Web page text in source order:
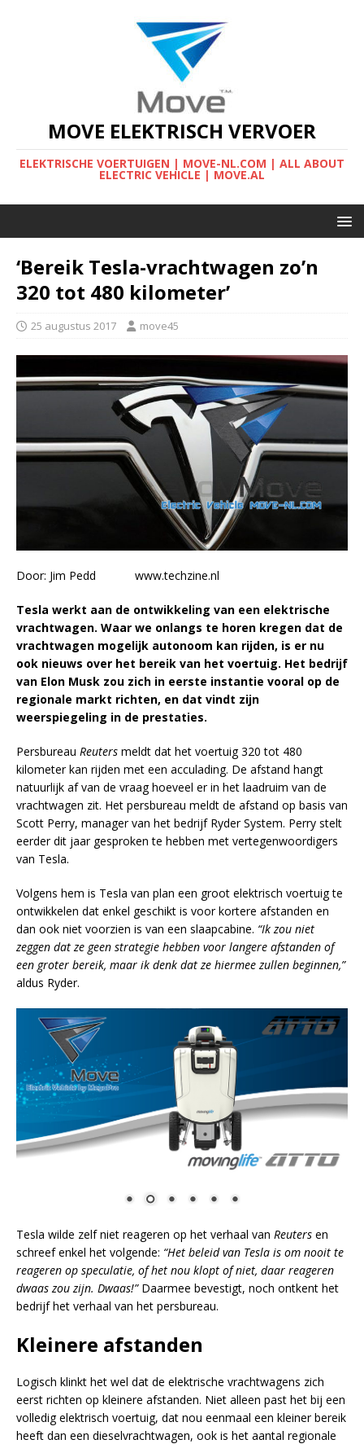
MOVE ELEKTRISCH VERVOER
ELEKTRISCHE VOERTUIGEN | MOVE-NL.COM | ALL ABOUT
ELECTRIC VEHICLE | MOVE.AL
‘Bereik Tesla-vrachtwagen zo’n
320 tot 480 kilometer’
25 augustus 2017 move45
Door: Jim Pedd www.techzine.nl
Tesla werkt aan de ontwikkeling van een elektrische
vrachtwagen. Waar we onlangs te horen kregen dat de
vrachtwagen mogelijk autonoom kan rijden, is er nu
ook nieuws over het bereik van het voertuig. Het bedrijf
van Elon Musk zou zich in eerste instantie vooral op de
regionale markt richten, en dat vindt zijn
weerspiegeling in de prestaties.
Persbureau Reuters meldt dat het voertuig 320 tot 480
kilometer kan rijden met een acculading. De afstand hangt
natuurlijk af van de vraag hoeveel er in het laadruim van de
vrachtwagen zit. Het persbureau meldt de afstand op basis van
Scott Perry, manager van het bedrijf Ryder System. Perry stelt
eerder dit jaar gesproken te hebben met vertegenwoordigers
van Tesla.
Volgens hem is Tesla van plan een groot elektrisch voertuig te
ontwikkelen dat enkel geschikt is voor kortere afstanden en
dan ook niet voorzien is van een slaapcabine. “Ik zou niet
zeggen dat ze geen strategie hebben voor langere afstanden of
een groter bereik, maar ik denk dat ze hiermee zullen beginnen,”
aldus Ryder.
Tesla wilde zelf niet reageren op het verhaal van Reuters en
schreef enkel het volgende: “Het beleid van Tesla is om nooit te
reageren op speculatie, of het nou klopt of niet, daar reageren
dwaas zou zijn. Dwaas!”Daarmee bevestigt, noch ontkent het
bedrijf het verhaal van het persbureau.
Kleinere afstanden
Logisch klinkt het wel dat de elektrische vrachtwagens zich
eerst richten op kleinere afstanden. Niet alleen past het bij een
volledig elektrisch voertuig, dat nou eenmaal een kleiner bereik
heeft dan een dieselvrachtwagen, ook is het aantal regionale